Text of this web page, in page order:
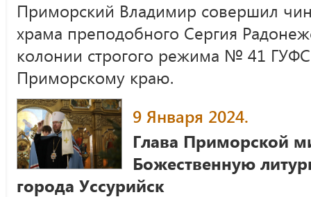
Приморский Владимир совершил
храма преподобного Сергия
колонии строгого режима № 41
Приморскому краю.
9 Января 2024.
Глава Приморской
Божественную
города Уссурийск